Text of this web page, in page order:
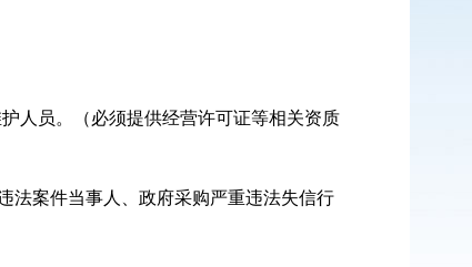
人员。（必须提供经营许可证等相关资质
法案件当事人、政府采购严重违法失信行